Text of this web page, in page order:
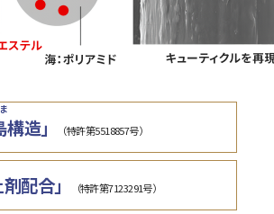
増毛の種類は大き
類。それらの結
特に自社開発の人
い・太い」「硬い
ないほどの再現力